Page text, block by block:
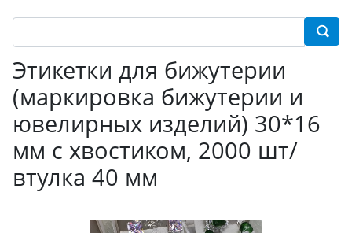
Этикетки для бижутерии
(маркировка бижутерии и
ювелирных изделий) 30*16
мм с хвостиком, 2000 шт/
втулка 40 мм